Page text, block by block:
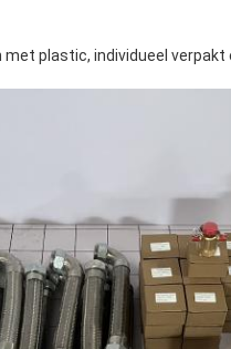
plastic, individueel